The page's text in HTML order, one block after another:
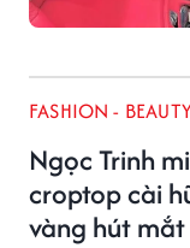
Ngọc Trinh
croptop cài
vàng hút mắt
FASHION - BEAUTY